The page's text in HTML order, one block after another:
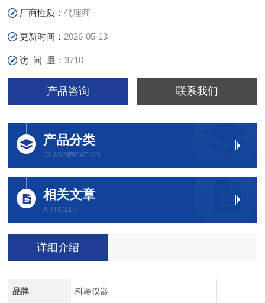
厂商性质：代理商
更新时间： 2026-05-13
访 问 量：3710
产品咨询 联系我们
产品分类
CLASSIFICATION
相关文章
ARTICLES
详细介绍
品牌 科幂仪器